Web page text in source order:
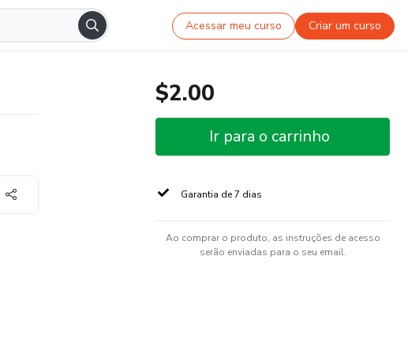
Acessar meu curso Criar um curso
$2.00
Ir para o carrinho
Garantia de 7 dias
Ao comprar o produto, as instruções de acesso
serão enviadas para o seu email.